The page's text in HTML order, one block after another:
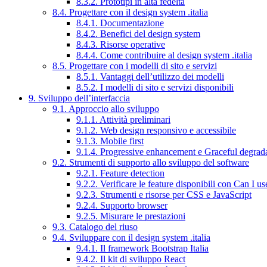
8.4. Progettare con il design system .italia
8.4.1. Documentazione
8.4.2. Benefici del design system
8.4.3. Risorse operative
8.4.4. Come contribuire al design system .italia
8.5. Progettare con i modelli di sito e servizi
8.5.1. Vantaggi dell’utilizzo dei modelli
8.5.2. I modelli di sito e servizi disponibili
9. Sviluppo dell’interfaccia
9.1. Approccio allo sviluppo
9.1.1. Attività preliminari
9.1.2. Web design responsivo e accessibile
9.1.3. Mobile first
9.1.4. Progressive enhancement e Graceful
9.2. Strumenti di supporto allo sviluppo del software
9.2.1. Feature detection
9.2.2. Verificare le feature disponibili con Can I
9.2.3. Strumenti e risorse per CSS e JavaScript
9.2.4. Supporto browser
9.2.5. Misurare le prestazioni
9.3. Catalogo del riuso
9.4. Sviluppare con il design system .italia
9.4.1. Il framework Bootstrap Italia
9.4.2. Il kit di sviluppo React